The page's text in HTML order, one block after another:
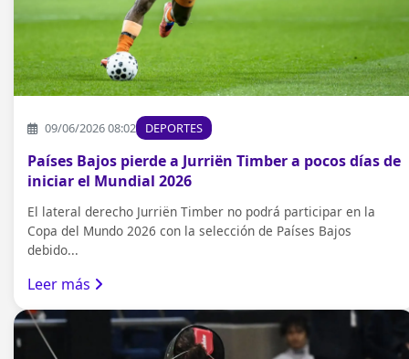
09/06/2026 08:02 DEPORTES
Países Bajos pierde a Jurriën Timber a pocos días de
iniciar el Mundial 2026
El lateral derecho Jurriën Timber no podrá participar en la
Copa del Mundo 2026 con la selección de Países Bajos
debido...
Leer más